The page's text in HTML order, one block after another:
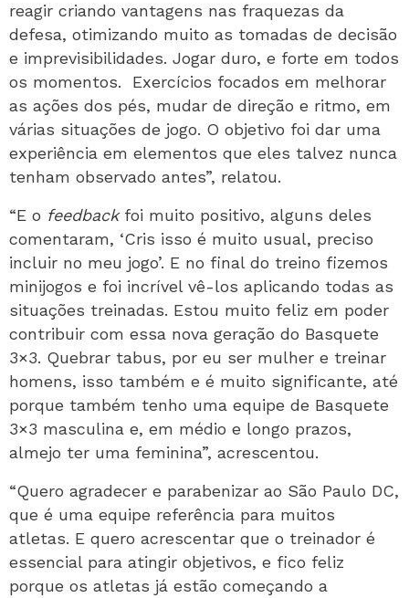
reagir criando vantagens nas fraquezas da
defesa, otimizando muito as tomadas de decisão
e imprevisibilidades. Jogar duro, e forte em todos
os momentos. Exercícios focados em melhorar
as ações dos pés, mudar de direção e ritmo, em
várias situações de jogo. O objetivo foi dar uma
experiência em elementos que eles talvez nunca
tenham observado antes”, relatou.
“E o feedbackfoi muito positivo, alguns deles
comentaram, ‘Cris isso é muito usual, preciso
incluir no meu jogo’. E no final do treino fizemos
minijogos e foi incrível vê-los aplicando todas as
situações treinadas. Estou muito feliz em poder
contribuir com essa nova geração do Basquete
3×3. Quebrar tabus, por eu ser mulher e treinar
homens, isso também e é muito significante, até
porque também tenho uma equipe de Basquete
3×3 masculina e, em médio e longo prazos,
almejo ter uma feminina”, acrescentou.
“Quero agradecer e parabenizar ao São Paulo DC,
que é uma equipe referência para muitos
atletas. E quero acrescentar que o treinador é
essencial para atingir objetivos, e fico feliz
porque os atletas já estão começando a